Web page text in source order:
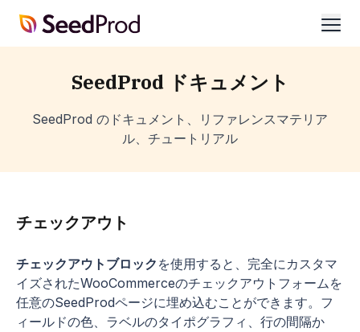
SeedProd
SeedProd ドキュメント
SeedProd のドキュメント、リファレンスマテリア
ル、チュートリアル
チェックアウト
チェックアウトブロック を使用すると、完全にカスタマ
イズされたWooCommerceのチェックアウトフォームを
任意のSeedProdページに埋め込むことができます。フ
ィールドの色、ラベルのタイポグラフィ、行の間隔か